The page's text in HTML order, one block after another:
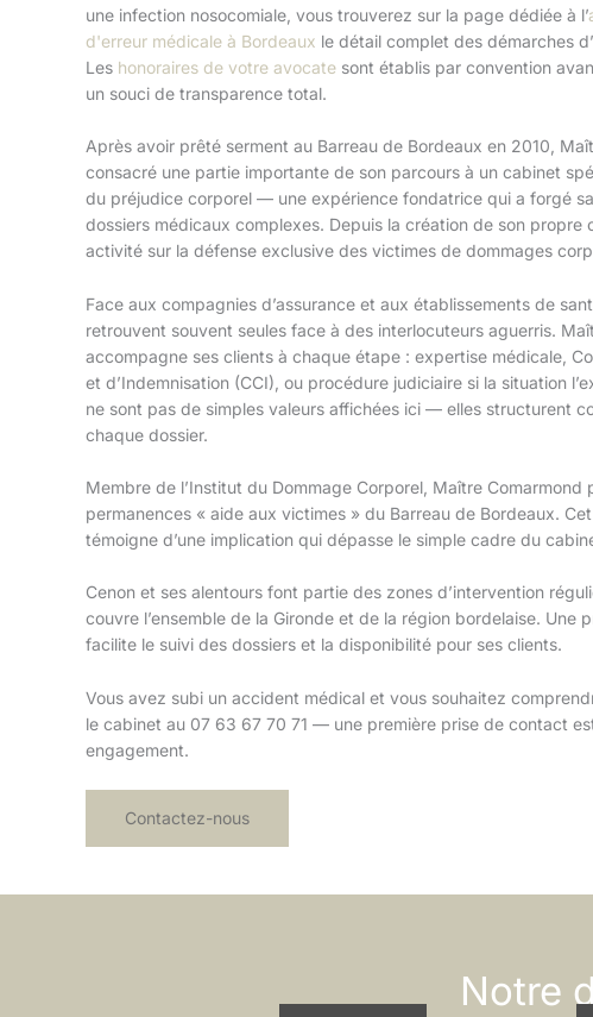
une infection nosocomiale, vous trouverez sur la page dédiée à l’
d'erreur médicale à Bordeaux le détail complet des démarches
Les honoraires de votre avocate sont établis par convention
un souci de transparence total.
Après avoir prêté serment au Barreau de Bordeaux en 2010,
consacré une partie importante de son parcours à un cabinet
du préjudice corporel — une expérience fondatrice qui a forgé
dossiers médicaux complexes. Depuis la création de son propre
activité sur la défense exclusive des victimes de dommages
Face aux compagnies d’assurance et aux établissements de
retrouvent souvent seules face à des interlocuteurs aguerris.
accompagne ses clients à chaque étape : expertise médicale,
et d’Indemnisation (CCI), ou procédure judiciaire si la situation
ne sont pas de simples valeurs affichées ici — elles structurent
chaque dossier.
Membre de l’Institut du Dommage Corporel, Maître Comarmond
permanences « aide aux victimes » du Barreau de Bordeaux.
témoigne d’une implication qui dépasse le simple cadre du
Cenon et ses alentours font partie des zones d’intervention
couvre l’ensemble de la Gironde et de la région bordelaise. Une
facilite le suivi des dossiers et la disponibilité pour ses clients.
Vous avez subi un accident médical et vous souhaitez
le cabinet au 07 63 67 70 71 — une première prise de contact
engagement.
Contactez-nous
Notre